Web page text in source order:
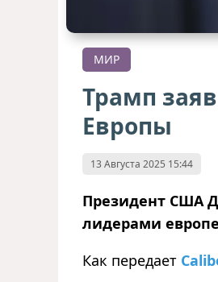
МИР
Трамп
Европы
13 Августа 2025 15:44
Президент США
лидерами
Как передает